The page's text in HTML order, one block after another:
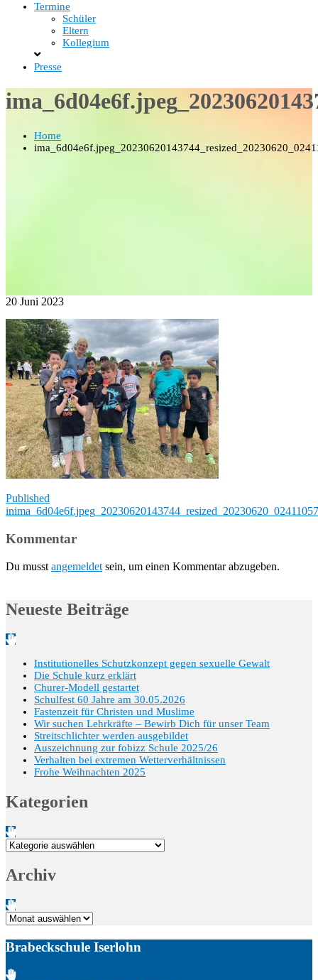
Termine
Schüler
Eltern
Kollegium
Presse
Home
20 Juni 2023
Beitragsnavigation
Published
in
Kommentar
Du musst angemeldet sein, um einen Kommentar abzugeben.
Neueste Beiträge
Institutionelles Schutzkonzept gegen sexuelle Gewalt
Die Schule kurz erklärt
Churer-Modell gestartet
Schulfest 60 Jahre am 30.05.2026
Fastenzeit für Christen und Muslime
Wir suchen Lehrkräfte – Bewirb Dich für unser Team
Streitschlichter werden ausgebildet
Auszeichnung zur fobizz Schule 2025/26
Verhalten bei extremen Wetterverhältnissen
Frohe Weihnachten 2025
Kategorien
Kategorien
Archiv
Archiv
Brabeckschule Iserlohn